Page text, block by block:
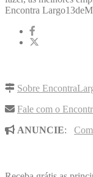
Encontra
Sobre
Fale com o
ANUNCIE: